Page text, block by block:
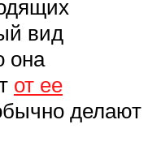
вид
она
от ее
делают